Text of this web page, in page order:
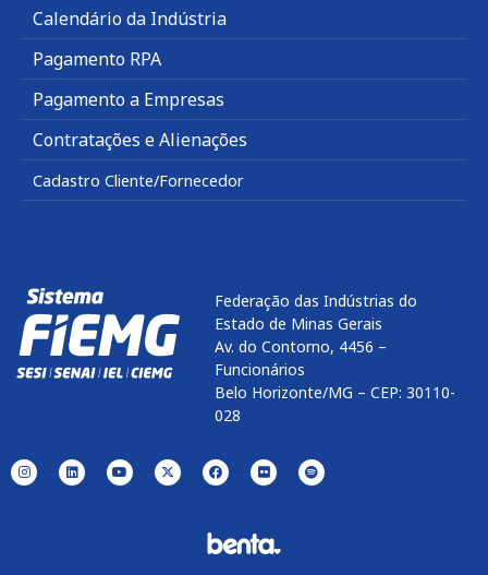
Calendário da Indústria
Pagamento RPA
Pagamento a Empresas
Contratações e Alienações
Cadastro Cliente/Fornecedor
Federação das Indústrias do
Estado de Minas Gerais
Av. do Contorno, 4456 –
Funcionários
Belo Horizonte/MG – CEP: 30110-
028